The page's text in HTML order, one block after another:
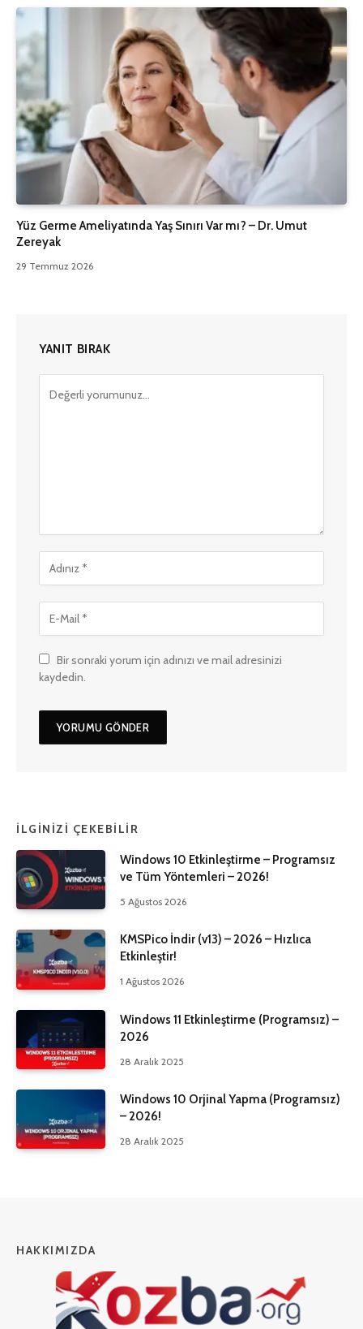
Yüz Germe Ameliyatında Yaş Sınırı Var mı? – Dr. Umut
Zereyak
29 Temmuz 2026
YANIT BIRAK
Bir sonraki yorum için adınızı ve mail adresinizi
kaydedin.
İLGINIZI ÇEKEBILIR
Windows 10 Etkinleştirme – Programsız
ve Tüm Yöntemleri – 2026!
5 Ağustos 2026
KMSPico İndir (v13) – 2026 – Hızlıca
Etkinleştir!
1 Ağustos 2026
Windows 11 Etkinleştirme (Programsız) –
2026
28 Aralık 2025
Windows 10 Orjinal Yapma (Programsız)
– 2026!
28 Aralık 2025
HAKKIMIZDA